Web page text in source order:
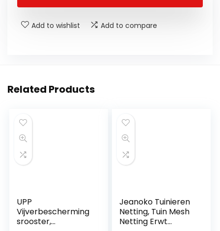
Add to wishlist Add to compare
Related Products
UPP
Vijverbescherming
srooster,
Jeanoko Tuinieren
Netting, Tuin Mesh
Netting Erwt